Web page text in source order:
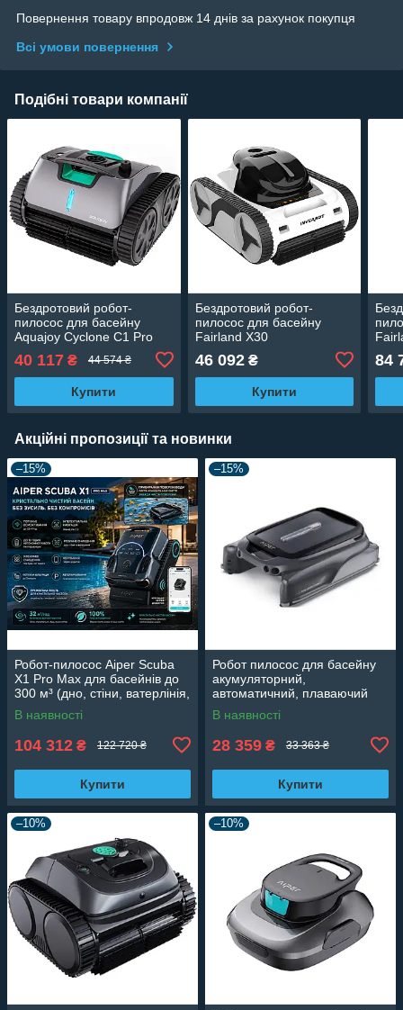
Повернення товару впродовж 14 днів за рахунок покупця
Всі умови повернення
Подібні товари компанії
Бездротовий робот-
пилосос для басейну
Aquajoy Cyclone C1 Pro
40 117 ₴ 44 574 ₴
Купити
Бездротовий робот-
пилосос для басейну
Fairland X30
46 092₴
Купити
84
Акційні пропозиції та новинки
–15%
Робот-пилосос Aiper Scuba
X1 Pro Max для басейнів до
300 м³ (дно, стіни, ватерлінія,
поверхня)
В наявності
104 312 ₴ 122 720 ₴
Купити
–15%
Робот пилосос для басейну
акумуляторний,
автоматичний, плаваючий
aiper surfer s1, (Для поверхні
води)
В наявності
28 359 ₴ 33 363 ₴
Купити
–10% –10%